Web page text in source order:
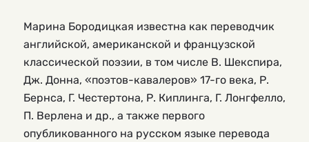
Марина Бородицкая известна как переводчик
английской, американской и французской
классической поэзии, в том числе В. Шекспира,
Дж. Донна, «поэтов-кавалеров» 17-го века, Р.
Бернса, Г. Честертона, Р. Киплинга, Г. Лонгфелло,
П. Верлена и др., а также первого
опубликованного на русском языке перевода